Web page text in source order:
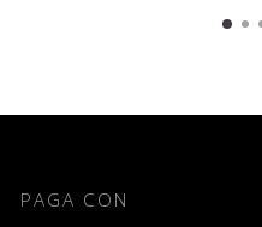
PAGA CON